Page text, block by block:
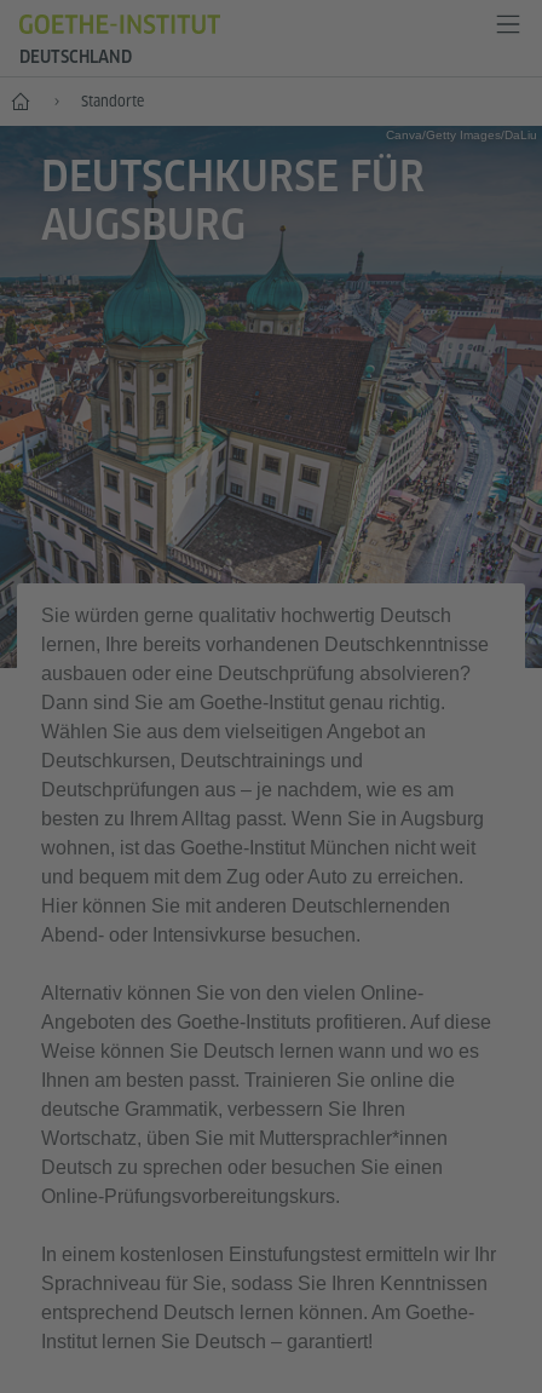
DEUTSCHLAND
-- Standorte
Canva/Getty Images/DaLiu
DEUTSCHKURSE FÜR
AUGSBURG
Sie würden gerne qualitativ hochwertig Deutsch
lernen, Ihre bereits vorhandenen Deutschkenntnisse
ausbauen oder eine Deutschprüfung absolvieren?
Dann sind Sie am Goethe-Institut genau richtig.
Wählen Sie aus dem vielseitigen Angebot an
Deutschkursen, Deutschtrainings und
Deutschprüfungen aus – je nachdem, wie es am
besten zu Ihrem Alltag passt. Wenn Sie in Augsburg
wohnen, ist das Goethe-Institut München nicht weit
und bequem mit dem Zug oder Auto zu erreichen.
Hier können Sie mit anderen Deutschlernenden
Abend- oder Intensivkurse besuchen.
Alternativ können Sie von den vielen Online-
Angeboten des Goethe-Instituts profitieren. Auf diese
Weise können Sie Deutsch lernen wann und wo es
Ihnen am besten passt. Trainieren Sie online die
deutsche Grammatik, verbessern Sie Ihren
Wortschatz, üben Sie mit Muttersprachler*innen
Deutsch zu sprechen oder besuchen Sie einen
Online-Prüfungsvorbereitungskurs.
In einem kostenlosen Einstufungstest ermitteln wir Ihr
Sprachniveau für Sie, sodass Sie Ihren Kenntnissen
entsprechend Deutsch lernen können. Am Goethe-
Institut lernen Sie Deutsch – garantiert!